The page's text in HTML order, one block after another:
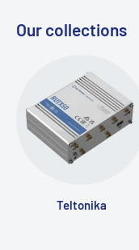
Our collections
Teltonika